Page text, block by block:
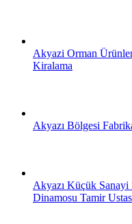
Akyazi Orman
Kiralama
Akyazı Bölgesi
Akyazı Küçük
Dinamosu Tamir